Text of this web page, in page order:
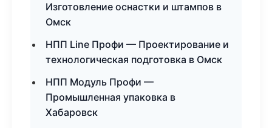
Изготовление оснастки и штампов в
Омск
НПП Line Профи — Проектирование и
технологическая подготовка в Омск
НПП Модуль Профи —
Промышленная упаковка в
Хабаровск